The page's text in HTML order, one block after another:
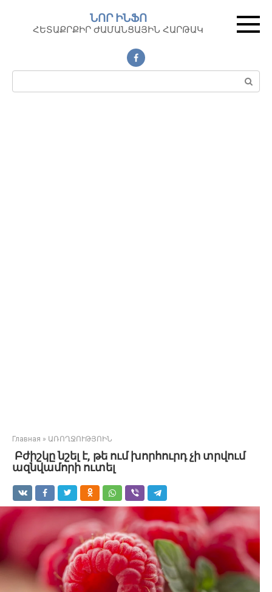
контенту
ՆՈՐ ԻՆՖՈ
ՀԵՏԱՔՐՔԻՐ ԺԱՄԱՆՑԱՅԻՆ ՀԱՐԹԱԿ
Поиск:
Главная » ԱՌՈՂՋՈՒԹՅՈԻՆ
Բժիշկը նշել է, թե ում խորհուրդ չի տրվում
ազնվամորի ուտել